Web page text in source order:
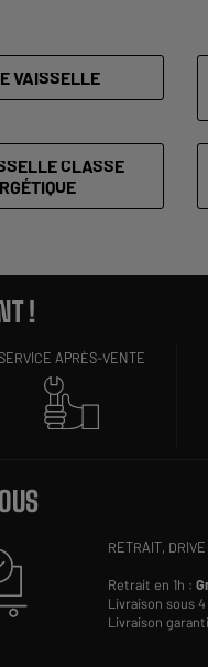
VAISSELLE
CLASSE
!
APRÈS-VENTE
RETRAIT,
Retrait en 1h :
Livraison sous
Livraison